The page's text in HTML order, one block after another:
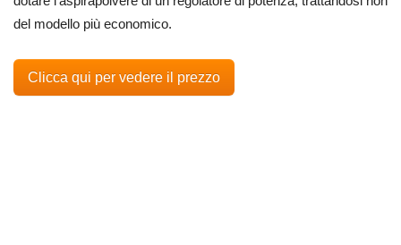
del modello più economico.
Clicca qui per vedere il prezzo